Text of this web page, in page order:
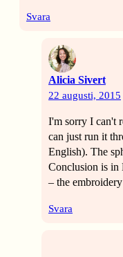
Svara
Alicia Sivert
22 augusti, 2015
I'm sorry I can't
can just run it
English). The
Conclusion is in
– the
Svara